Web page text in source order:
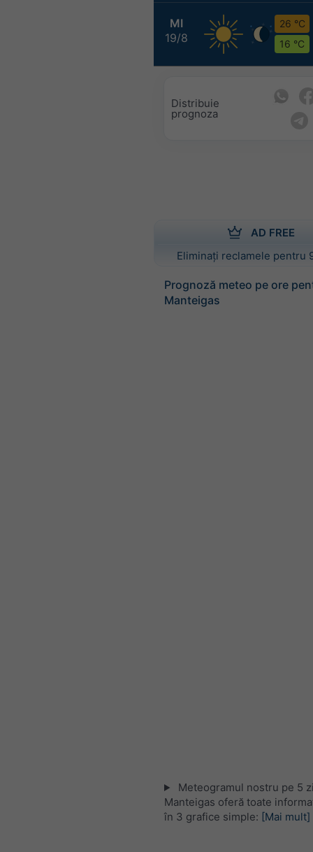
MI
19/8
26 °C
16 °C
Distribuie
prognoza
AD FREE
Eliminați reclamele pentru
Prognoză meteo pe ore
Manteigas
Meteogramul nostru pe 5
Manteigas oferă toate
în 3 grafice simple: [Mai mult]